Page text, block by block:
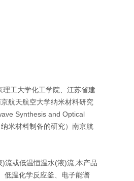
工大学化工学院、江苏省建
航天航空大学纳米材料研究
Synthesis and Optical
米材料制备的研究）南京航
流或低温恒温水(液)流,本产品
低温化学反应釜、电子能谱